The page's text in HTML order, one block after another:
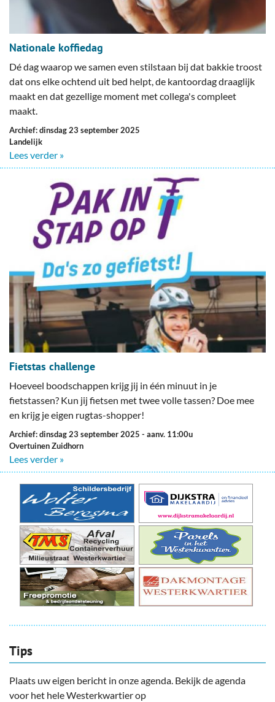
Nationale koffiedag
Dé dag waarop we samen even stilstaan bij dat bakkie troost
dat ons elke ochtend uit bed helpt, de kantoordag draaglijk
maakt en dat gezellige moment met collega's compleet
maakt.
Archief: dinsdag 23 september 2025
Landelijk
Lees verder »
Fietstas challenge
Hoeveel boodschappen krijg jij in één minuut in je
fietstassen? Kun jij fietsen met twee volle tassen? Doe mee
en krijg je eigen rugtas-shopper!
Archief: dinsdag 23 september 2025 - aanv. 11:00u
Overtuinen Zuidhorn
Lees verder »
Tips
Plaats uw eigen bericht in onze agenda. Bekijk de agenda
voor het hele Westerkwartier op